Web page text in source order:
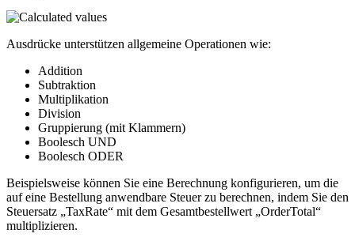
Ausdrücke unterstützen allgemeine Operationen wie:
Addition
Subtraktion
Multiplikation
Division
Gruppierung (mit Klammern)
Boolesch UND
Boolesch ODER
Beispielsweise können Sie eine Berechnung konfigurieren, um die
auf eine Bestellung anwendbare Steuer zu berechnen, indem Sie den
Steuersatz „TaxRate“ mit dem Gesamtbestellwert „OrderTotal“
multiplizieren.